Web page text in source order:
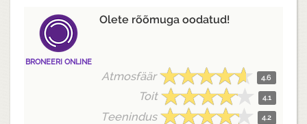
BRONEERI ONLINE
Olete rõõmuga oodatud!
Atmosfäär 4.6
Toit 4.1
Teenindus 4.2